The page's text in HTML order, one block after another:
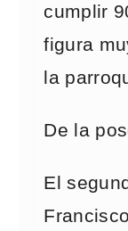
cumplir
figura
la
De la
El